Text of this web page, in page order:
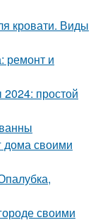
кровати. Виды
ремонт и
простой
дома своими
своими